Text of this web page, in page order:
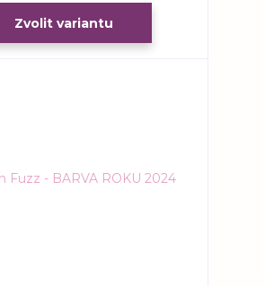
Zvolit variantu